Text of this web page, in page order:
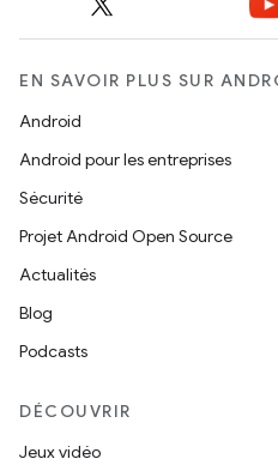
EN SAVOIR PLUS SUR
Android
Android pour les entreprises
Sécurité
Projet Android Open Source
Actualités
Blog
Podcasts
DÉCOUVRIR
Jeux vidéo